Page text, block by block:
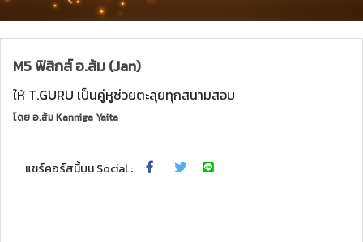
M5 ฟิสิกส์ อ.ส้ม (Jan)
ให้ T.GURU เป็นคู่หูช่วยตะลุยทุกสนามสอบ
โดยอ.ส้ม Kanniga Yaita
แชร์คอร์สนี้บน Social :